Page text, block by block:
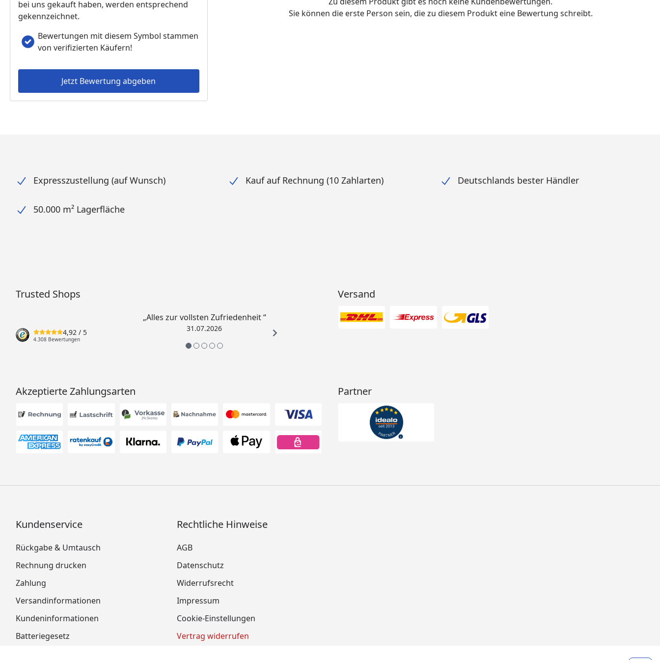
bei uns gekauft haben, werden entsprechend
gekennzeichnet.
Bewertungen mit diesem Symbol stammen
von verifizierten Käufern!
Jetzt Bewertung abgeben
Sie können die erste Person sein, die zu diesem Produkt eine Bewertung schreibt.
Expresszustellung (auf Wunsch) Kauf auf Rechnung (10 Zahlarten) Deutschlands bester Händler
50.000 m² Lagerfläche
Trusted Shops
4,92 / 5
4.308 Bewertungen
„Alles zur vollsten Zufriedenheit “
31.07.2026
Versand
Akzeptierte Zahlungsarten Partner
Kundenservice
Rückgabe & Umtausch
Rechnung drucken
Zahlung
Versandinformationen
Kundeninformationen
Batteriegesetz
Rechtliche Hinweise
AGB
Datenschutz
Widerrufsrecht
Impressum
Cookie-Einstellungen
Vertrag widerrufen